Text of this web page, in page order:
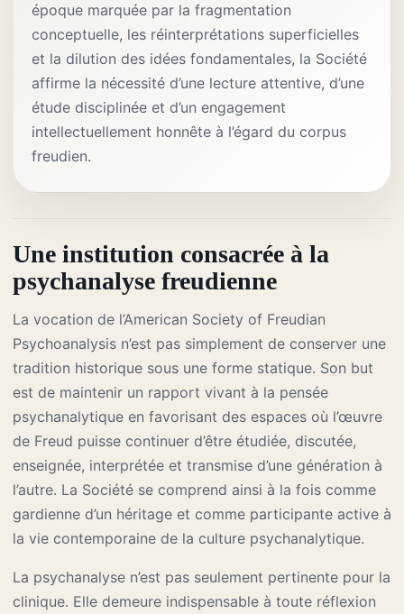
époque marquée par la fragmentation
conceptuelle, les réinterprétations superficielles
et la dilution des idées fondamentales, la Société
affirme la nécessité d’une lecture attentive, d’une
étude disciplinée et d’un engagement
intellectuellement honnête à l’égard du corpus
freudien.
Une institution consacrée à la
psychanalyse freudienne
La vocation de l’American Society of Freudian
Psychoanalysis n’est pas simplement de conserver une
tradition historique sous une forme statique. Son but
est de maintenir un rapport vivant à la pensée
psychanalytique en favorisant des espaces où l’œuvre
de Freud puisse continuer d’être étudiée, discutée,
enseignée, interprétée et transmise d’une génération à
l’autre. La Société se comprend ainsi à la fois comme
gardienne d’un héritage et comme participante active à
la vie contemporaine de la culture psychanalytique.
La psychanalyse n’est pas seulement pertinente pour la
clinique. Elle demeure indispensable à toute réflexion